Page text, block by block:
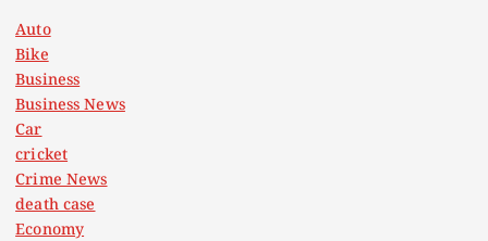
Auto
Bike
Business
Business News
Car
cricket
Crime News
death case
Economy